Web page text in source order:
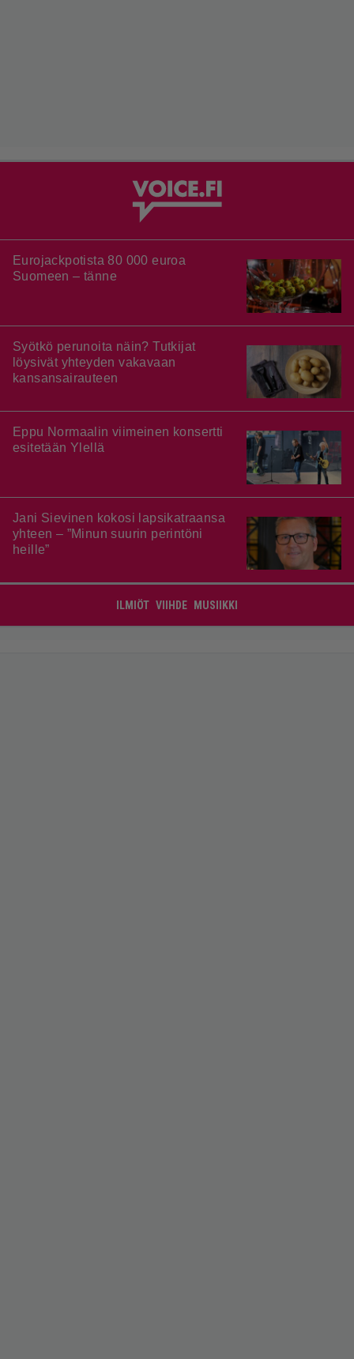
Eurojackpotista 80 000 euroa
Suomeen – tänne
Syötkö perunoita näin? Tutkijat
löysivät yhteyden vakavaan
kansansairauteen
Eppu Normaalin viimeinen konsertti
esitetään Ylellä
Jani Sievinen kokosi lapsikatraansa
yhteen – ”Minun suurin perintöni
heille”
ILMIÖT VIIHDE MUSIIKKI